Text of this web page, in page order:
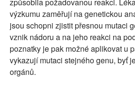
způsobila požadovanou reakci.
výzkumu zaměřují na genetickou
jsou schopni zjistit přesnou mutaci
vznik nádoru a na jeho reakci na
poznatky je pak možné aplikovat u
vykazují mutaci stejného genu, byť
orgánů.